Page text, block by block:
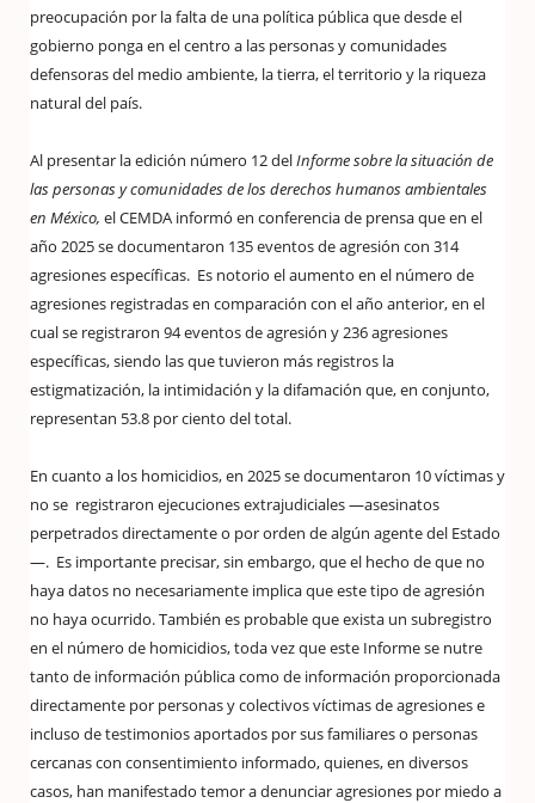
preocupación por la falta de una política pública que desde el
gobierno ponga en el centro a las personas y comunidades
defensoras del medio ambiente, la tierra, el territorio y la riqueza
natural del país.
Al presentar la edición número 12 delInforme sobre la situación de
las personas y comunidades de los derechos humanos ambientales
en México, el CEMDA informó en conferencia de prensa que en el
año 2025 se documentaron 135 eventos de agresión con 314
agresiones específicas. Es notorio el aumento en el número de
agresiones registradas en comparación con el año anterior, en el
cual se registraron 94 eventos de agresión y 236 agresiones
específicas, siendo las que tuvieron más registros la
estigmatización, la intimidación y la difamación que, en conjunto,
representan 53.8 por ciento del total.
En cuanto a los homicidios, en 2025 se documentaron 10 víctimas y
no se registraron ejecuciones extrajudiciales —asesinatos
perpetrados directamente o por orden de algún agente del Estado
—. Es importante precisar, sin embargo, que el hecho de que no
haya datos no necesariamente implica que este tipo de agresión
no haya ocurrido. También es probable que exista un subregistro
en el número de homicidios, toda vez que este Informe se nutre
tanto de información pública como de información proporcionada
directamente por personas y colectivos víctimas de agresiones e
incluso de testimonios aportados por sus familiares o personas
cercanas con consentimiento informado, quienes, en diversos
casos, han manifestado temor a denunciar agresiones por miedo a